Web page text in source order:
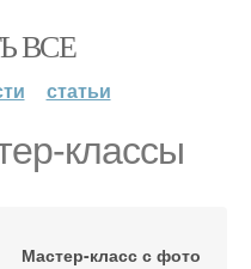
ВСЕ
статьи
классы
Мастер-класс с фото